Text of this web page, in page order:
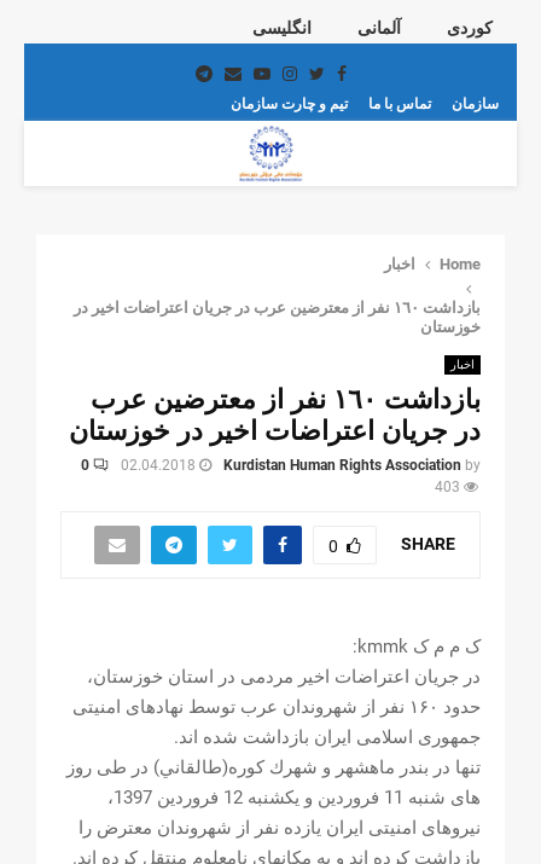
کوردی آلمانی انگلیسی
Facebook
Twitter
Instagram
Youtube
Email
Telegram
سازمان تماس با ما تیم و چارت سازمان
Home اخبار
بازداشت ١٦٠ نفر از معترضین عرب در جریان اعتراضات اخیر در
خوزستان
اخبار
بازداشت ١٦٠ نفر از معترضین عرب
در جریان اعتراضات اخیر در خوزستان
by
Kurdistan Human Rights Association
02.04.2018
0
403
SHARE
0
ک م م ک kmmk:
در جریان اعتراضات اخیر مردمی در استان خوزستان،
حدود ۱۶۰ نفر از شهروندان عرب توسط نهادهای امنیتی
جمهوری اسلامی ایران بازداشت شده اند.
تنها در بندر ماهشهر و شهرك كوره(طالقاني) در طى روز
هاى شنبه 11 فروردين و يكشنبه 12 فروردين 1397،
نيروهاى امنيتی ایران یازده نفر از شهروندان معترض را
بازداشت كرده اند و به مكانهاى نامعلوم منتقل كرده اند.